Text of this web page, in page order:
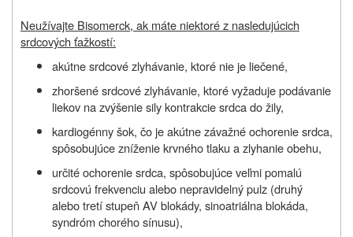
Neužívajte Bisomerck, ak máte niektoré z nasledujúcich
srdcových ťažkostí:
akútne srdcové zlyhávanie, ktoré nie je liečené,
zhoršené srdcové zlyhávanie, ktoré vyžaduje podávanie
liekov na zvýšenie sily kontrakcie srdca do žily,
kardiogénny šok, čo je akútne závažné ochorenie srdca,
spôsobujúce zníženie krvného tlaku a zlyhanie obehu,
určité ochorenie srdca, spôsobujúce veľmi pomalú
srdcovú frekvenciu alebo nepravidelný pulz (druhý
alebo tretí stupeň AV blokády, sinoatriálna blokáda,
syndróm chorého sínusu),